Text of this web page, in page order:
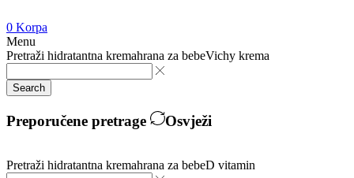
0 Korpa
Menu
Pretraži hidratantna kremahrana za bebeVichy krema
Search
Preporučene pretrage Osvježi
Pretraži hidratantna kremahrana za bebeD vitamin